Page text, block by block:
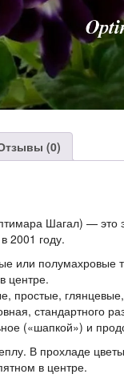
(0)
Шагал) — это
2001 году.
или полумахровые
центре.
простые,
стандартного
(«шапкой») и
В прохладе
в центре.